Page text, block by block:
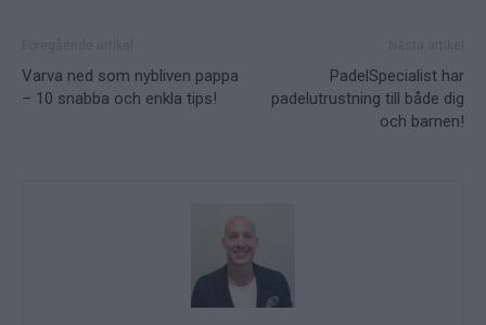
Varva ned som nybliven pappa
– 10 snabba och enkla tips!
PadelSpecialist har
padelutrustning till både dig
och barnen!